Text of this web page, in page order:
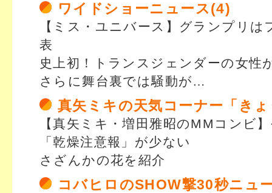
ワイドショーニュース(4)
【ミス・ユニバース】グランプリは
表
史上初！トランスジェンダーの女性
さらに舞台裏では騒動が…
真矢ミキの天気コーナー「き
【真矢ミキ・増田雅昭のMMコンビ
「乾燥注意報」が少ない
さざんかの花を紹介
コバヒロのSHOW撃30秒ニュ